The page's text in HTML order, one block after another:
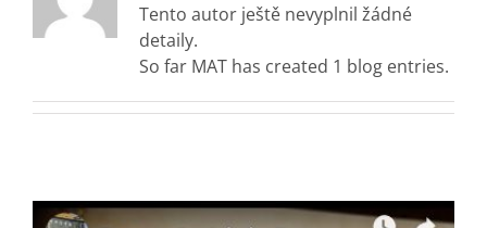
Tento autor ještě nevyplnil žádné
detaily.
So far MAT has created 1 blog entries.